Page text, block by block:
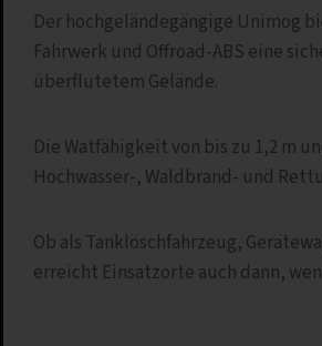
Der hochgeländegängige Unimog
Fahrwerk und Offroad-ABS eine
überflutetem Gelände.
Die Watfähigkeit von bis zu 1,2 m
Hochwasser-, Waldbrand- und
Ob als Tanklöschfahrzeug,
erreicht Einsatzorte auch dann,